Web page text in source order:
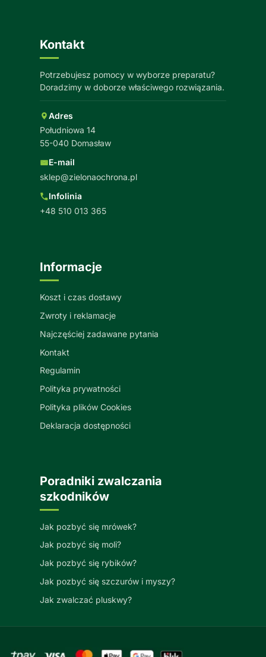
Kontakt
Potrzebujesz pomocy w wyborze preparatu?
Doradzimy w doborze właściwego rozwiązania.
Adres
Południowa 14
55-040 Domasław
E-mail
sklep@zielonaochrona.pl
Infolinia
+48 510 013 365
Informacje
Koszt i czas dostawy
Zwroty i reklamacje
Najczęściej zadawane pytania
Kontakt
Regulamin
Polityka prywatności
Polityka plików Cookies
Deklaracja dostępności
Poradniki zwalczania
szkodników
Jak pozbyć się mrówek?
Jak pozbyć się moli?
Jak pozbyć się rybików?
Jak pozbyć się szczurów i myszy?
Jak zwalczać pluskwy?